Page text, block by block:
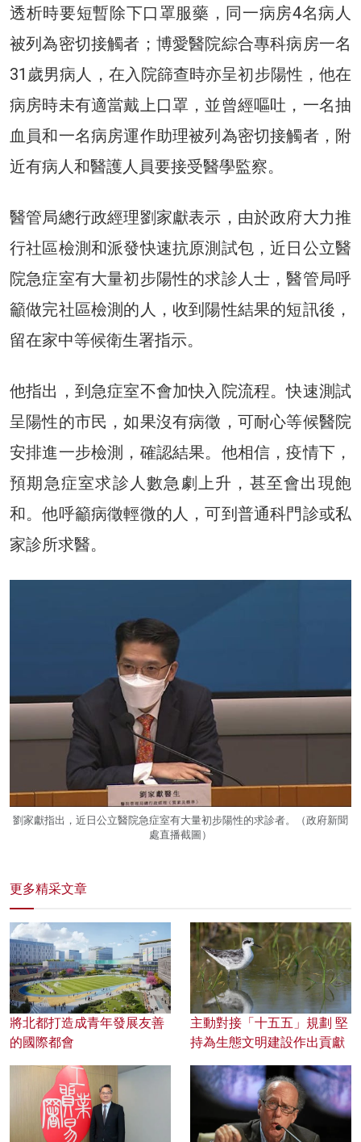
透析時要短暫除下口罩服藥，同一病房4名病人
被列為密切接觸者；博愛醫院綜合專科病房一名
31歲男病人，在入院篩查時亦呈初步陽性，他在
病房時未有適當戴上口罩，並曾經嘔吐，一名抽
血員和一名病房運作助理被列為密切接觸者，附
近有病人和醫護人員要接受醫學監察。
醫管局總行政經理劉家獻表示，由於政府大力推
行社區檢測和派發快速抗原測試包，近日公立醫
院急症室有大量初步陽性的求診人士，醫管局呼
籲做完社區檢測的人，收到陽性結果的短訊後，
留在家中等候衛生署指示。
他指出，到急症室不會加快入院流程。快速測試
呈陽性的市民，如果沒有病徵，可耐心等候醫院
安排進一步檢測，確認結果。他相信，疫情下，
預期急症室求診人數急劇上升，甚至會出現飽
和。他呼籲病徵輕微的人，可到普通科門診或私
家診所求醫。
劉家獻指出，近日公立醫院急症室有大量初步陽性的求診者。（政府新聞
處直播截圖）
更多精采文章
將北都打造成青年發展友善
的國際都會
主動對接「十五五」規劃 堅
持為生態文明建設作出貢獻